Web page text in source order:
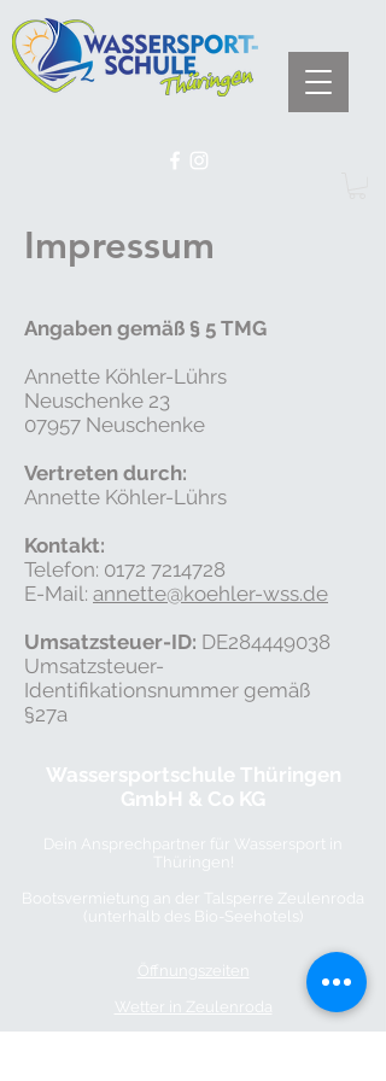
Impressum
Angaben gemäß § 5 TMG
Annette Köhler-Lührs
Neuschenke 23
07957 Neuschenke
Vertreten durch:
Annette Köhler-Lührs
Kontakt:
Telefon: 0172 7214728
E-Mail: annette@koehler-wss.de
Umsatzsteuer-ID: DE284449038
Umsatzsteuer-
Identifikationsnummer gemäß
§27a
Wassersportschule Thüringen
GmbH & Co KG
Dein Ansprechpartner für Wassersport in
Thüringen!
Bootsvermietung an der Talsperre Zeulenroda
(unterhalb des Bio-Seehotels)
Öffnungszeiten
Wetter in Zeulenroda